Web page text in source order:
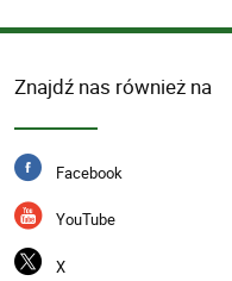
Znajdź nas również na
Facebook
YouTube
X